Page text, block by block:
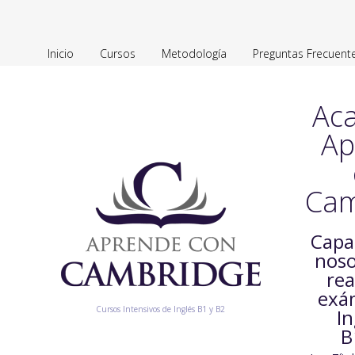
Inicio Cursos Metodología Preguntas
Cursos Intensivos de Inglés B1 y B2